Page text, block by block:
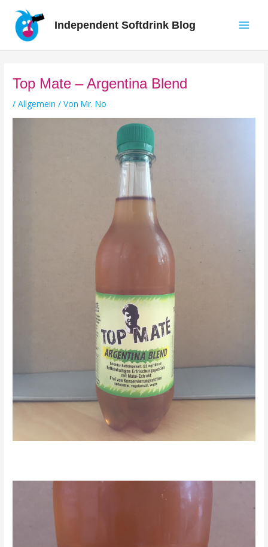
Inhalt
springen
Independent Softdrink Blog
Top Mate – Argentina Blend
/Allgemein / VonMr. No